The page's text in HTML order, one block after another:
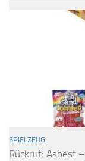
SPIELZEUG
Rückruf: Asbest